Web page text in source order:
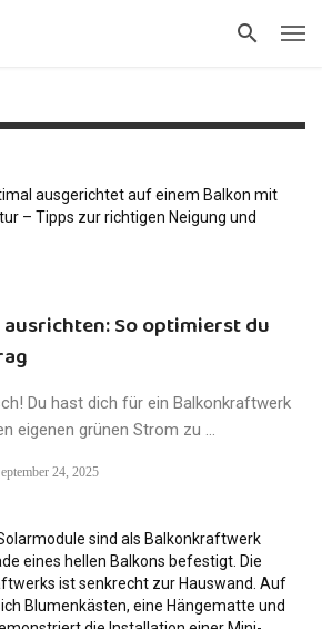
So optimierst du
Du hast dich für ein Balkonkraftwerk
eigenen grünen Strom zu ...
24, 2025